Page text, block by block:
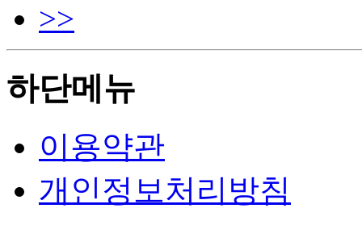
>>
하단메뉴
이용약관
개인정보처리방침